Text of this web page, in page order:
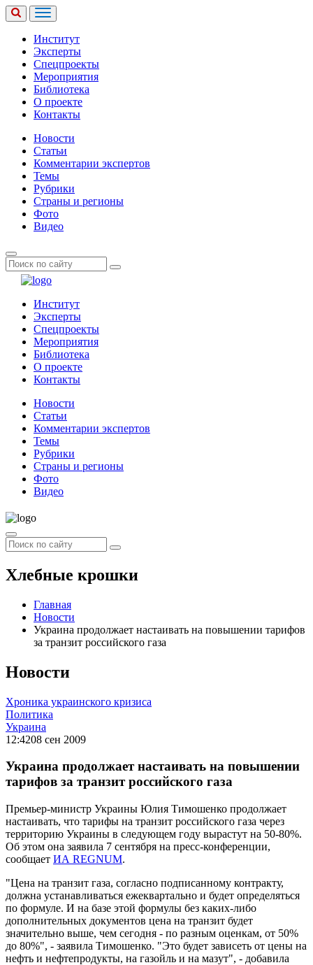
Институт
Эксперты
Спецпроекты
Мероприятия
Библиотека
О проекте
Контакты
Новости
Статьи
Комментарии экспертов
Темы
Рубрики
Страны и регионы
Фото
Видео
Институт
Эксперты
Спецпроекты
Мероприятия
Библиотека
О проекте
Контакты
Новости
Статьи
Комментарии экспертов
Темы
Рубрики
Страны и регионы
Фото
Видео
Хлебные крошки
Главная
Новости
Украина продолжает настаивать на повышении тарифов
за транзит российского газа
Новости
Хроника украинского кризиса
Политика
Украина
12:4208 сен 2009
Украина продолжает настаивать на повышении
тарифов за транзит российского газа
Премьер-министр Украины Юлия Тимошенко продолжает
настаивать, что тарифы на транзит российского газа через
территорию Украины в следующем году вырастут на 50-80%.
Об этом она заявила 7 сентября на пресс-конференции,
сообщает ИА REGNUM.
"Цена на транзит газа, согласно подписанному контракту,
должна устанавливаться ежеквартально и будет определяться
по формуле. И на базе этой формулы без каких-либо
дополнительных документов цена на транзит будет
значительно выше, чем сегодня - по разным оценкам, от 50%
до 80%", - заявила Тимошенко. "Это будет зависеть от цены на
нефть и нефтепродукты, на газойль и на мазут", - добавила